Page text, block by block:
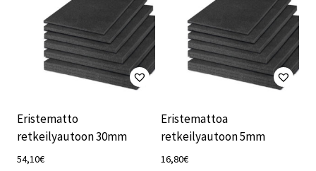
Eristematto
retkeilyautoon 30mm
54,10€
Eristemattoa
retkeilyautoon 5mm
16,80€